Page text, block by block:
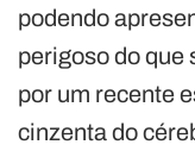
podendo
perigoso do que
por um recente
cinzenta do